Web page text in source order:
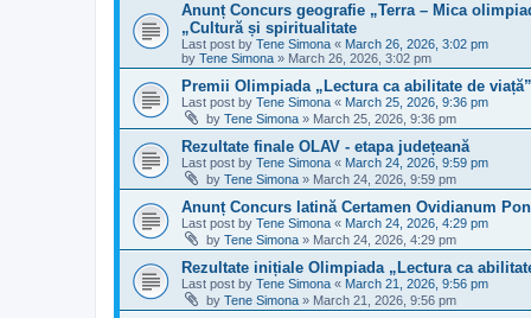
Anunț Concurs geografie „Terra – Mica
„Cultură și spiritualitate
Last post by Tene Simona « March 26, 2026, 3:02 pm
by Tene Simona » March 26, 2026, 3:02 pm
Premii Olimpiada „Lectura ca abilitate de
Last post by Tene Simona « March 25, 2026, 9:36 pm
by Tene Simona » March 25, 2026, 9:36 pm
Rezultate finale OLAV - etapa județeană
Last post by Tene Simona « March 24, 2026, 9:59 pm
by Tene Simona » March 24, 2026, 9:59 pm
Anunț Concurs latină Certamen Ovidianum
Last post by Tene Simona « March 24, 2026, 4:29 pm
by Tene Simona » March 24, 2026, 4:29 pm
Rezultate inițiale Olimpiada „Lectura ca
Last post by Tene Simona « March 21, 2026, 9:56 pm
by Tene Simona » March 21, 2026, 9:56 pm